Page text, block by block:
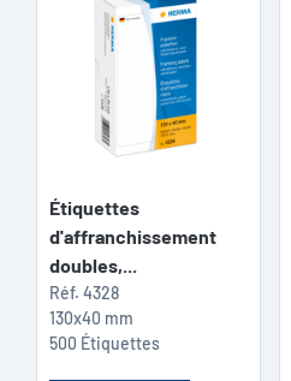
Étiquettes
d'affranchissement
doubles,...
Réf. 4328
130x40 mm
500 Étiquettes